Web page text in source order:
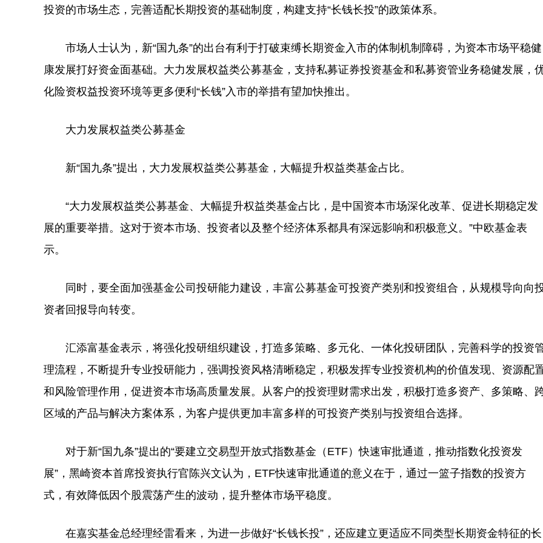
投资的市场生态，完善适配长期投资的基础制度，构建支持“长钱长投”的政策体系。
市场人士认为，新“国九条”的出台有利于打破束缚长期资金入市的体制机制障碍，为资本市场平稳健
康发展打好资金面基础。大力发展权益类公募基金，支持私募证券投资基金和私募资管业务稳健发展，
化险资权益投资环境等更多便利“长钱”入市的举措有望加快推出。
大力发展权益类公募基金
新“国九条”提出，大力发展权益类公募基金，大幅提升权益类基金占比。
“大力发展权益类公募基金、大幅提升权益类基金占比，是中国资本市场深化改革、促进长期稳定发
展的重要举措。这对于资本市场、投资者以及整个经济体系都具有深远影响和积极意义。”中欧基金表
示。
同时，要全面加强基金公司投研能力建设，丰富公募基金可投资产类别和投资组合，从规模导向向
资者回报导向转变。
汇添富基金表示，将强化投研组织建设，打造多策略、多元化、一体化投研团队，完善科学的投资
理流程，不断提升专业投研能力，强调投资风格清晰稳定，积极发挥专业投资机构的价值发现、资源配
和风险管理作用，促进资本市场高质量发展。从客户的投资理财需求出发，积极打造多资产、多策略、
区域的产品与解决方案体系，为客户提供更加丰富多样的可投资产类别与投资组合选择。
对于新“国九条”提出的“要建立交易型开放式指数基金（ETF）快速审批通道，推动指数化投资发
展”，黑崎资本首席投资执行官陈兴文认为，ETF快速审批通道的意义在于，通过一篮子指数的投资方
式，有效降低因个股震荡产生的波动，提升整体市场平稳度。
在嘉实基金总经理经雷看来，为进一步做好“长钱长投”，还应建立更适应不同类型长期资金特征的长